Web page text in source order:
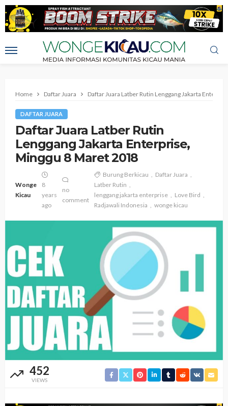
Home Daftar Juara Daftar Juara Latber Rutin Lenggang Jakarta
DAFTAR JUARA
Daftar Juara Latber Rutin
Lenggang Jakarta Enterprise,
Minggu 8 Maret 2018
Wonge
Kicau
8
years
ago
no
comment
Burung Berkicau
Daftar Juara
Latber Rutin
lenggang jakarta enterprise
Love Bird
Radjawali Indonesia
wonge kicau
452
VIEWS